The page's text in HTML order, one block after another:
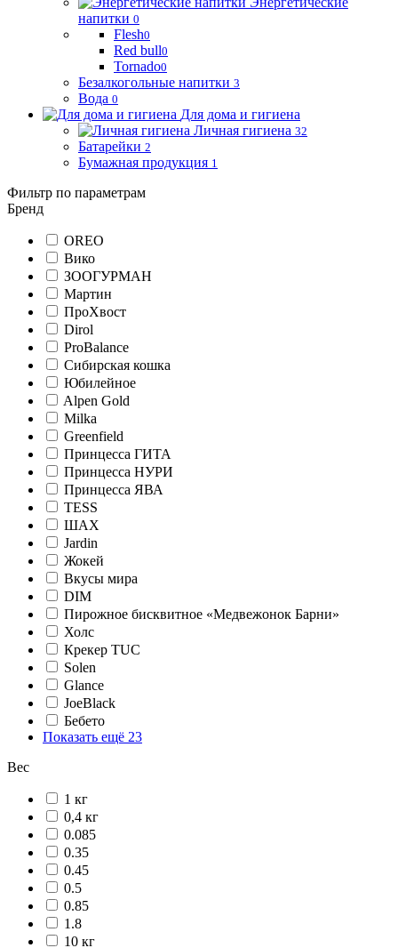
напитки 0
Flesh0
Red bull0
Tornado0
Безалкогольные напитки 3
Вода 0
Для дома и гигиена
Личная гигиена 32
Батарейки 2
Бумажная продукция 1
Фильтр по параметрам
Бренд
OREO
Вико
ЗООГУРМАН
Мартин
ПроХвост
Dirol
ProBalance
Сибирская кошка
Юбилейное
Alpen Gold
Milka
Greenfield
Принцесса ГИТА
Принцесса НУРИ
Принцесса ЯВА
TESS
ШАХ
Jardin
Жокей
Вкусы мира
DIM
Пирожное бисквитное «Медвежонок Барни»
Холс
Крекер TUC
Solen
Glance
JoeBlack
Бебето
Показать ещё 23
Вес
1 кг
0,4 кг
0.085
0.35
0.45
0.5
0.85
1.8
10 кг